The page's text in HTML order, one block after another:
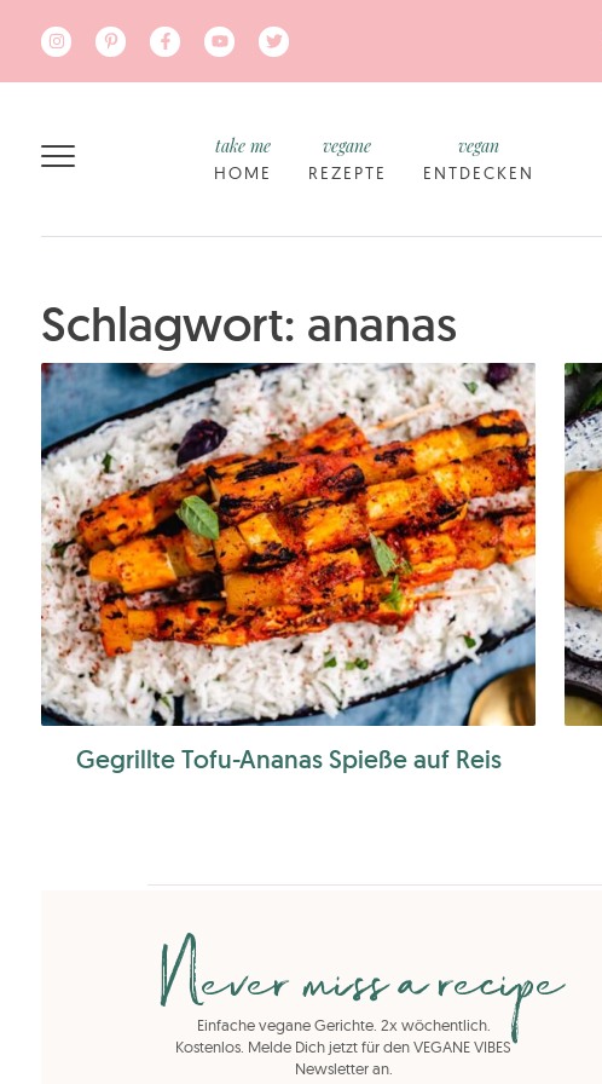
HOME
take me
REZEPTE
vegane
ENTDECKEN
vegan
Schlagwort: ananas
Gegrillte Tofu-Ananas Spieße auf Reis
Never miss a recipe
Einfache vegane Gerichte. 2x wöchentlich.
Kostenlos. Melde Dich jetzt für den VEGANE VIBES
Newsletter an.